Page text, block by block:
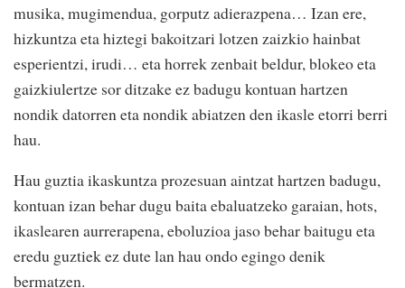
musika, mugimendua, gorputz adierazpena… Izan ere,
hizkuntza eta hiztegi bakoitzari lotzen zaizkio hainbat
esperientzi, irudi… eta horrek zenbait beldur, blokeo eta
gaizkiulertze sor ditzake ez badugu kontuan hartzen
nondik datorren eta nondik abiatzen den ikasle etorri berri
hau.
Hau guztia ikaskuntza prozesuan aintzat hartzen badugu,
kontuan izan behar dugu baita ebaluatzeko garaian, hots,
ikaslearen aurrerapena, eboluzioa jaso behar baitugu eta
eredu guztiek ez dute lan hau ondo egingo denik
bermatzen.